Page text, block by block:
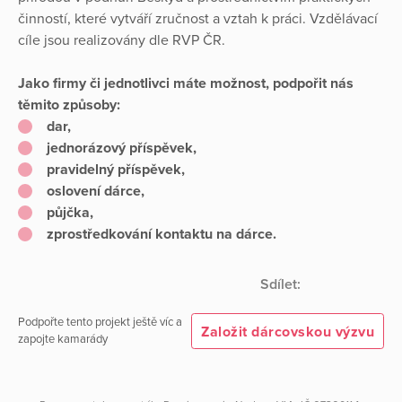
činností, které vytváří zručnost a vztah k práci. Vzdělávací
cíle jsou realizovány dle RVP ČR.
Jako firmy či jednotlivci máte možnost, podpořit nás
těmito způsoby:
dar,
jednorázový příspěvek,
pravidelný příspěvek,
oslovení dárce,
půjčka,
zprostředkování kontaktu na dárce.
Sdílet:
Podpořte tento projekt ještě víc a
zapojte kamarády
Založit dárcovskou výzvu